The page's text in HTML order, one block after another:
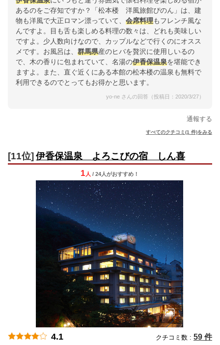
あるのをご存知ですか？「松本楼 洋風旅館ぴのん」は、建
物も洋風で大正ロマン漂っていて、 会席料理もフレンチ風な
んですよ。目も舌も楽しめる料理の数々は、どれも美味しい
ですよ。少人数向けなので、カップルなどで行くのにオスス
メです。お風呂は、 群馬県産のヒバを贅沢に使用しいるの
で、木の香りに包まれていて、名湯の伊香保温泉を堪能でき
ますよ。また、直ぐ近くにある本館の松本楼の温泉も無料で
利用できるのでとってもお得かと思います。
yo-ne さんの回答（投稿日：2020/3/27）
通報する
すべてのクチコミ(1 件)をみる
[11位] 伊香保温泉 よろこびの宿 しん喜
1 人 / 24人がおすすめ！
4.1 クチコミ数 : 59 件